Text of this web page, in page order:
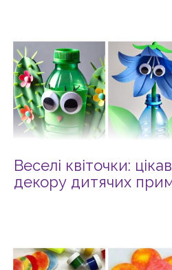
Веселі квіточки:
декору дитячих